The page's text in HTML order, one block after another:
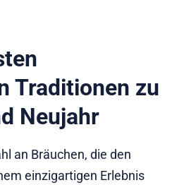
Traditionen zu
Neujahr
an Bräuchen, die den
einzigartigen Erlebnis